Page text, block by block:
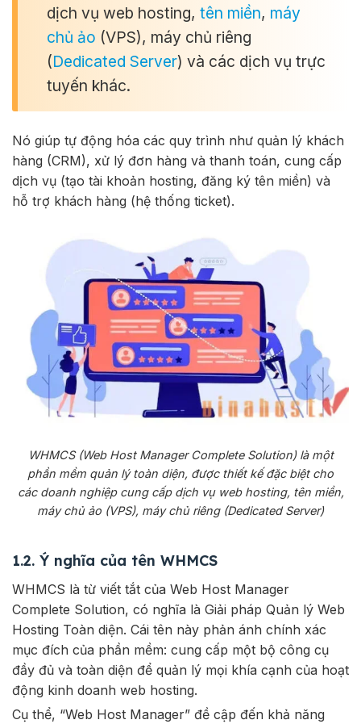
dịch vụ web hosting, tên miền, máy
chủ ảo (VPS), máy chủ riêng
(Dedicated Server) và các dịch vụ trực
tuyến khác.
Nó giúp tự động hóa các quy trình như quản lý khách
hàng (CRM), xử lý đơn hàng và thanh toán, cung cấp
dịch vụ (tạo tài khoản hosting, đăng ký tên miền) và
hỗ trợ khách hàng (hệ thống ticket).
WHMCS (Web Host Manager Complete Solution) là một
phần mềm quản lý toàn diện, được thiết kế đặc biệt cho
các doanh nghiệp cung cấp dịch vụ web hosting, tên miền,
máy chủ ảo (VPS), máy chủ riêng (Dedicated Server)
1.2. Ý nghĩa của tên WHMCS
WHMCS là từ viết tắt của Web Host Manager
Complete Solution, có nghĩa là Giải pháp Quản lý Web
Hosting Toàn diện. Cái tên này phản ánh chính xác
mục đích của phần mềm: cung cấp một bộ công cụ
đầy đủ và toàn diện để quản lý mọi khía cạnh của hoạt
động kinh doanh web hosting.
Cụ thể, “Web Host Manager” đề cập đến khả năng